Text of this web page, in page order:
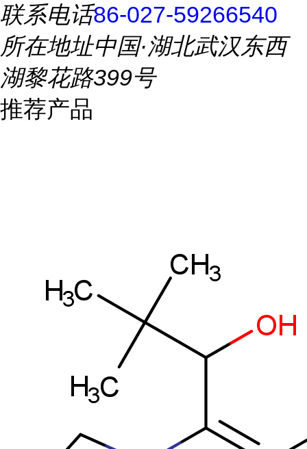
联系电话86-027-59266540
所在地址中国·湖北武汉东西
湖黎花路399号
推荐产品